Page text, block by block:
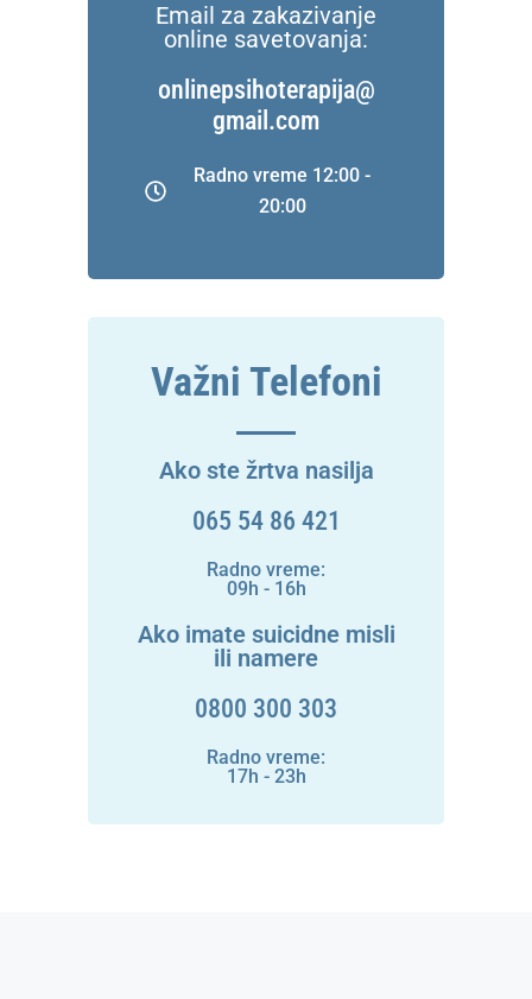
Email za zakazivanje
online savetovanja:
onlinepsihoterapija@
gmail.com
Radno vreme 12:00 -
20:00
Važni Telefoni
Ako ste žrtva nasilja
065 54 86 421
Radno vreme:
09h - 16h
Ako imate suicidne misli
ili namere
0800 300 303
Radno vreme:
17h - 23h